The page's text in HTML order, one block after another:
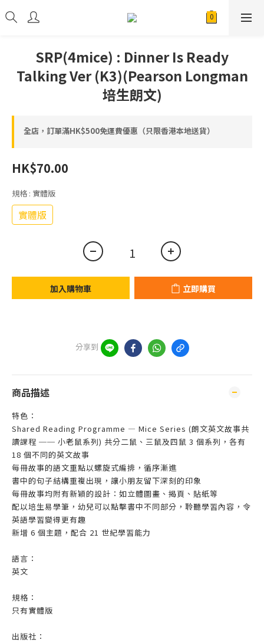
SRP(4mice) : Dinner Is Ready
Talking Ver (K3)(Pearson Longman
培生朗文)
全店，訂單滿HK$500免運費優惠（只限香港本地送貨）
HK$70.00
規格 : 實體版
實體版
加入購物車 立即購買
分享到
商品描述
特色：
Shared Reading Programme — Mice Series (朗文英文故事共
讀課程 ── 小老鼠系列) 共分二鼠、三鼠及四鼠 3 個系列，各有
18 個不同的英文故事
每冊故事的語文重點以螺旋式編排，循序漸進
書中的句子結構重複出現，讓小朋友留下深刻的印象
每冊故事均附有新穎的設計：如立體圖畫、揭頁、貼紙等
配以培生易學筆，幼兒可以點擊書中不同部分，聆聽學習內容，令
英語學習變得更有趣
新增 6 個主題，配合 21 世紀學習能力
語言：
英文
規格：
只有實體版
出版社：